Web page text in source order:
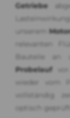
Getriebe
unserem
relevanten
Bauteile
Probelauf
wieder vom
vollständig
optisch